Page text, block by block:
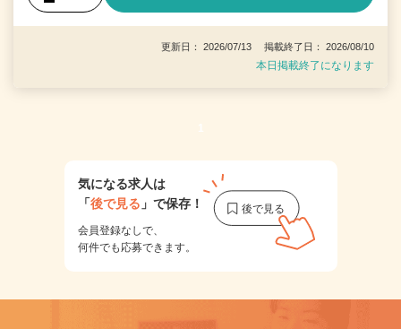
更新日： 2026/07/13 掲載終了日： 2026/08/10
本日掲載終了になります
1
気になる求人は
「後で見る 」で保存！
会員登録なしで、
何件でも応募できます。